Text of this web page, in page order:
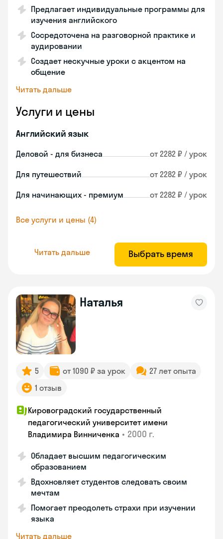
Предлагает индивидуальные программы для
изучения английского
Сосредоточена на разговорной практике и
аудировании
Создает нескучные уроки с акцентом на
общение
Читать дальше
Услуги и цены
Английский язык
Деловой - для бизнеса от 2282 ₽ / урок
Для путешествий от 2282 ₽ / урок
Для начинающих - премиум от 2282 ₽ / урок
Все услуги и цены (4)
Читать дальше Выбрать время
Наталья
5 от 1090 ₽ за урок
27 лет опыта
1 отзыв
Кировоградский государственный
педагогический университет имени
Владимира Винниченка • 2000 г.
Обладает высшим педагогическим
образованием
Вдохновляет студентов следовать своим
мечтам
Помогает преодолеть страхи при изучении
языка
Читать дальше